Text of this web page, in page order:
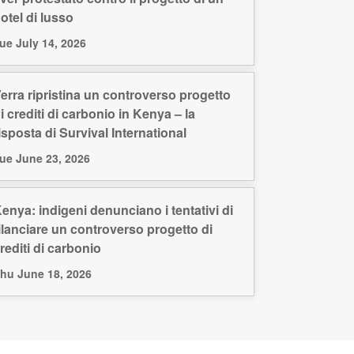
di lusso
July 14, 2026
ripristina un controverso progetto
crediti di carbonio in Kenya – la
di Survival International
June 23, 2026
indigeni denunciano i tentativi di
un controverso progetto di
di carbonio
June 18, 2026